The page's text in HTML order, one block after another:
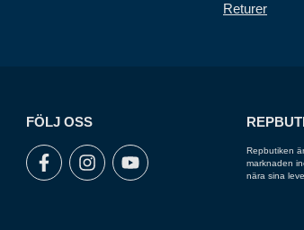
Returer
FÖLJ OSS
Repbutiken
marknaden
nära sina